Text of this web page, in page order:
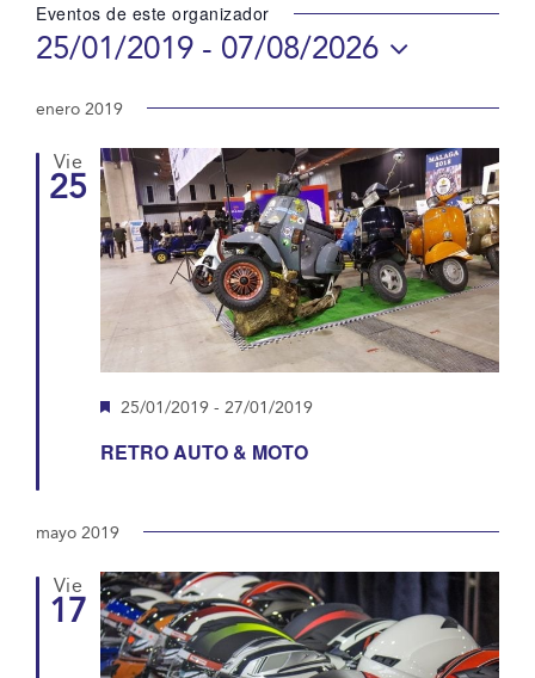
Eventos de este organizador
25/01/2019 - 07/08/2026
la
fecha.
enero 2019
Vie
25
RETRO AUTO & MOTO
Destacado
25/01/2019 - 27/01/2019
mayo 2019
Vie
17